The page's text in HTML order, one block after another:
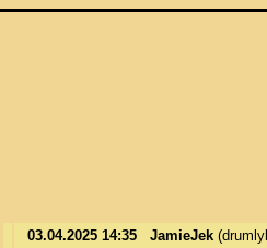
03.04.2025 14:35 JamieJek